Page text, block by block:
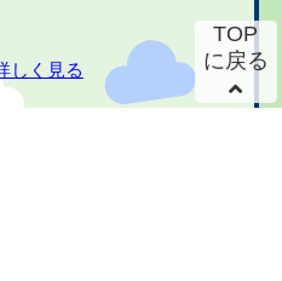
しく見る
TOP
に戻る